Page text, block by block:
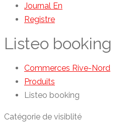
Journal En
Registre
Listeo booking
Commerces Rive-Nord
Produits
Listeo booking
Catégorie de visiblité